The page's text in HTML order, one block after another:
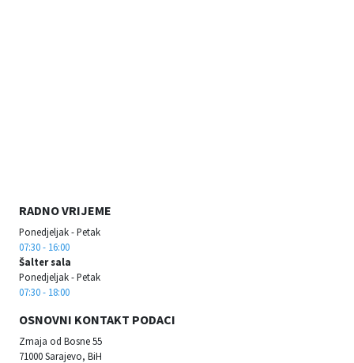
RADNO VRIJEME
Ponedjeljak - Petak
07:30 - 16:00
Šalter sala
Ponedjeljak - Petak
07:30 - 18:00
OSNOVNI KONTAKT PODACI
Zmaja od Bosne 55
71000 Sarajevo, BiH